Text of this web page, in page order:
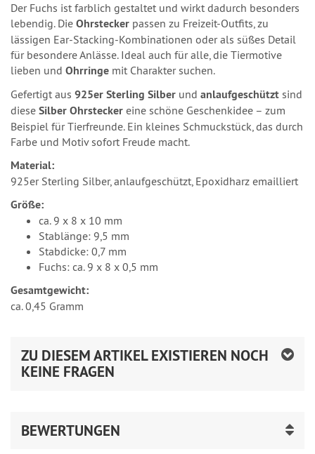
Der Fuchs ist farblich gestaltet und wirkt dadurch besonders
lebendig. Die Ohrstecker passen zu Freizeit-Outfits, zu
lässigen Ear-Stacking-Kombinationen oder als süßes Detail
für besondere Anlässe. Ideal auch für alle, die Tiermotive
lieben und Ohrringe mit Charakter suchen.
Gefertigt aus 925er Sterling Silber und anlaufgeschützt sind
diese Silber Ohrstecker eine schöne Geschenkidee – zum
Beispiel für Tierfreunde. Ein kleines Schmuckstück, das durch
Farbe und Motiv sofort Freude macht.
Material:
925er Sterling Silber, anlaufgeschützt, Epoxidharz emailliert
Größe:
ca. 9 x 8 x 10 mm
Stablänge: 9,5 mm
Stabdicke: 0,7 mm
Fuchs: ca. 9 x 8 x 0,5 mm
Gesamtgewicht:
ca. 0,45 Gramm
ZU DIESEM ARTIKEL EXISTIEREN NOCH
KEINE FRAGEN
BEWERTUNGEN